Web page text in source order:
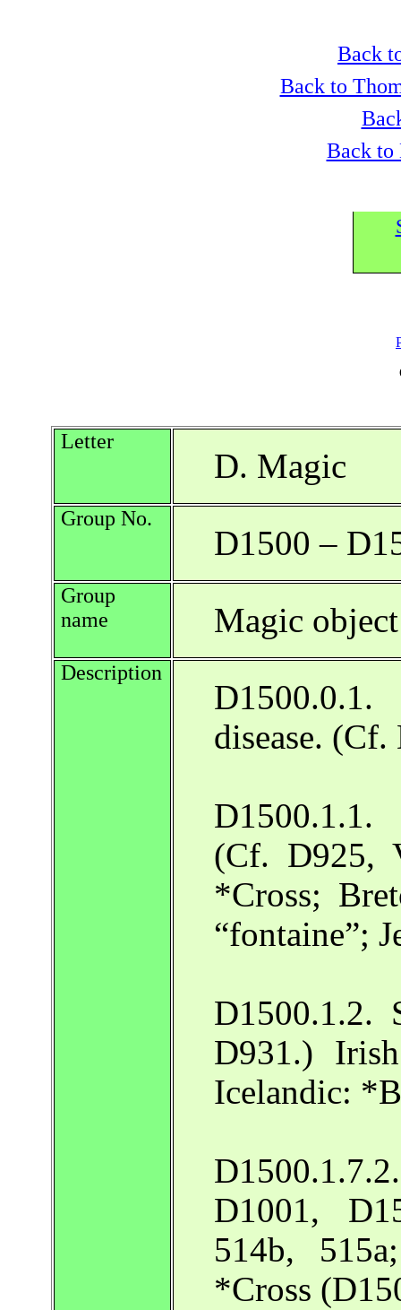
Back
Back to
Back to
Letter
D. Magic
Group No.
D1500 –
Group
name
Magic
Description
disease.
(Cf. D925,
*Cross;
“fontaine”;
D1500.1.2.
D931.)
Icelandic:
D1001,
514b,
*Cross